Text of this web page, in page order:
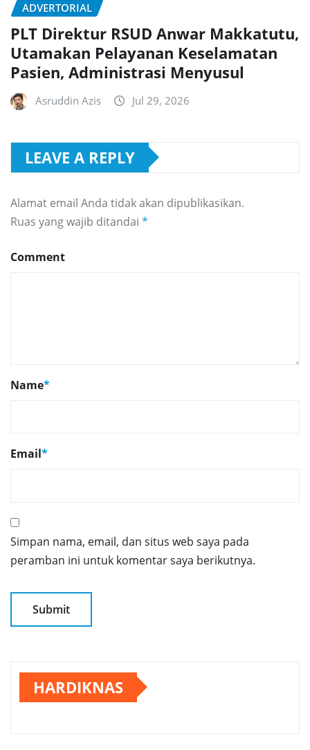
ADVERTORIAL
PLT Direktur RSUD Anwar Makkatutu,
Utamakan Pelayanan Keselamatan
Pasien, Administrasi Menyusul
Asruddin Azis Jul 29, 2026
LEAVE A REPLY
Alamat email Anda tidak akan dipublikasikan.
Ruas yang wajib ditandai *
Comment
Name*
Email*
Simpan nama, email, dan situs web saya pada
peramban ini untuk komentar saya berikutnya.
HARDIKNAS